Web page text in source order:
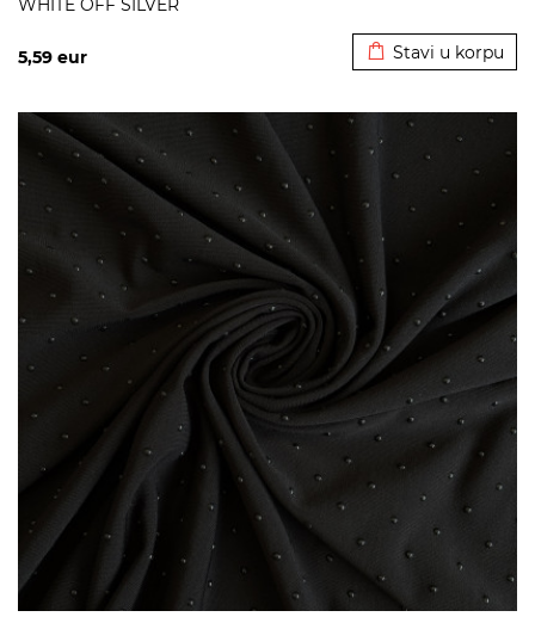
WHITE OFF SILVER
5,59 eur Stavi u korpu